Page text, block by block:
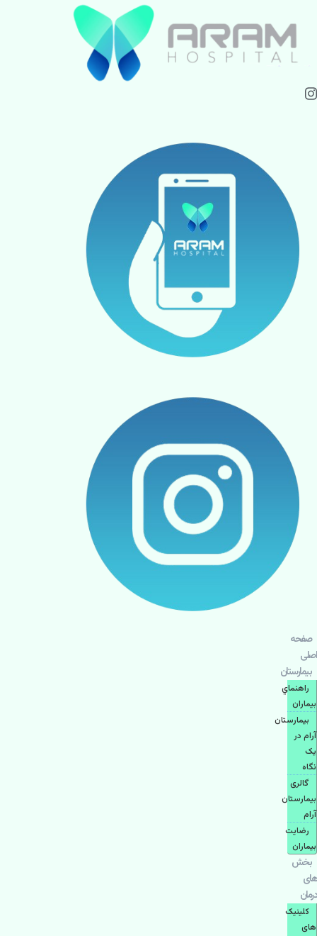
صفحه
اصلی
بيمارستان
راهنماي
بیماران
بیمارستان
آرام در
یک
نگاه
گالری
بیمارستان
آرام
رضایت
بیماران
بخش
های
درمان
کلینیک
های